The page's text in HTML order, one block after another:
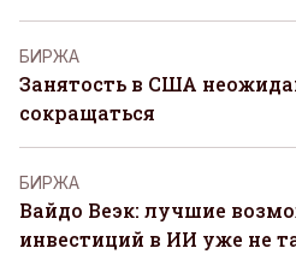
БИРЖА
Занятость в США
сокращаться
БИРЖА
Вайдо Веэк: лучшие
инвестиций в ИИ уже не